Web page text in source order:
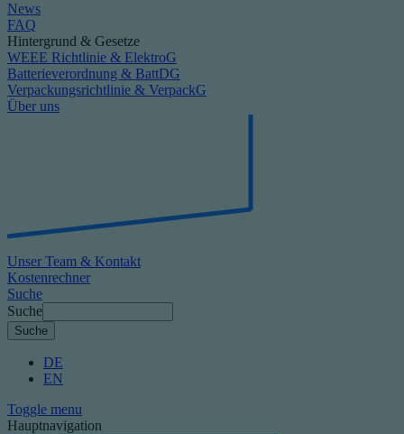
News
FAQ
Hintergrund & Gesetze
WEEE Richtlinie & ElektroG
Batterieverordnung & BattDG
Verpackungsrichtlinie & VerpackG
Über uns
Unser Team & Kontakt
Kostenrechner
Suche
Suche
DE
EN
Toggle menu
Hauptnavigation